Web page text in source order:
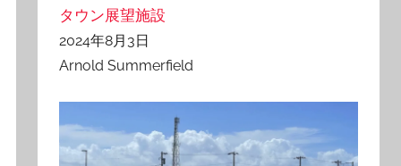
タウン展望施設
2024年8月3日
Arnold Summerfield